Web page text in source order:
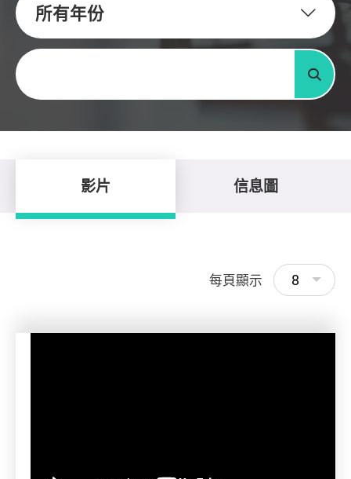
所有年份
關鍵字
搜尋
影片 信息圖
每頁顯示 8